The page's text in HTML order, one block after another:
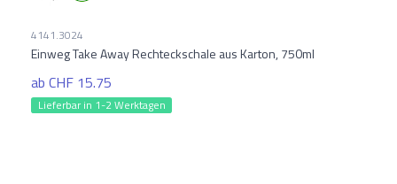
4141.3024
Einweg Take Away Rechteckschale aus Karton, 750ml
ab CHF 15.75
Lieferbar in 1-2 Werktagen